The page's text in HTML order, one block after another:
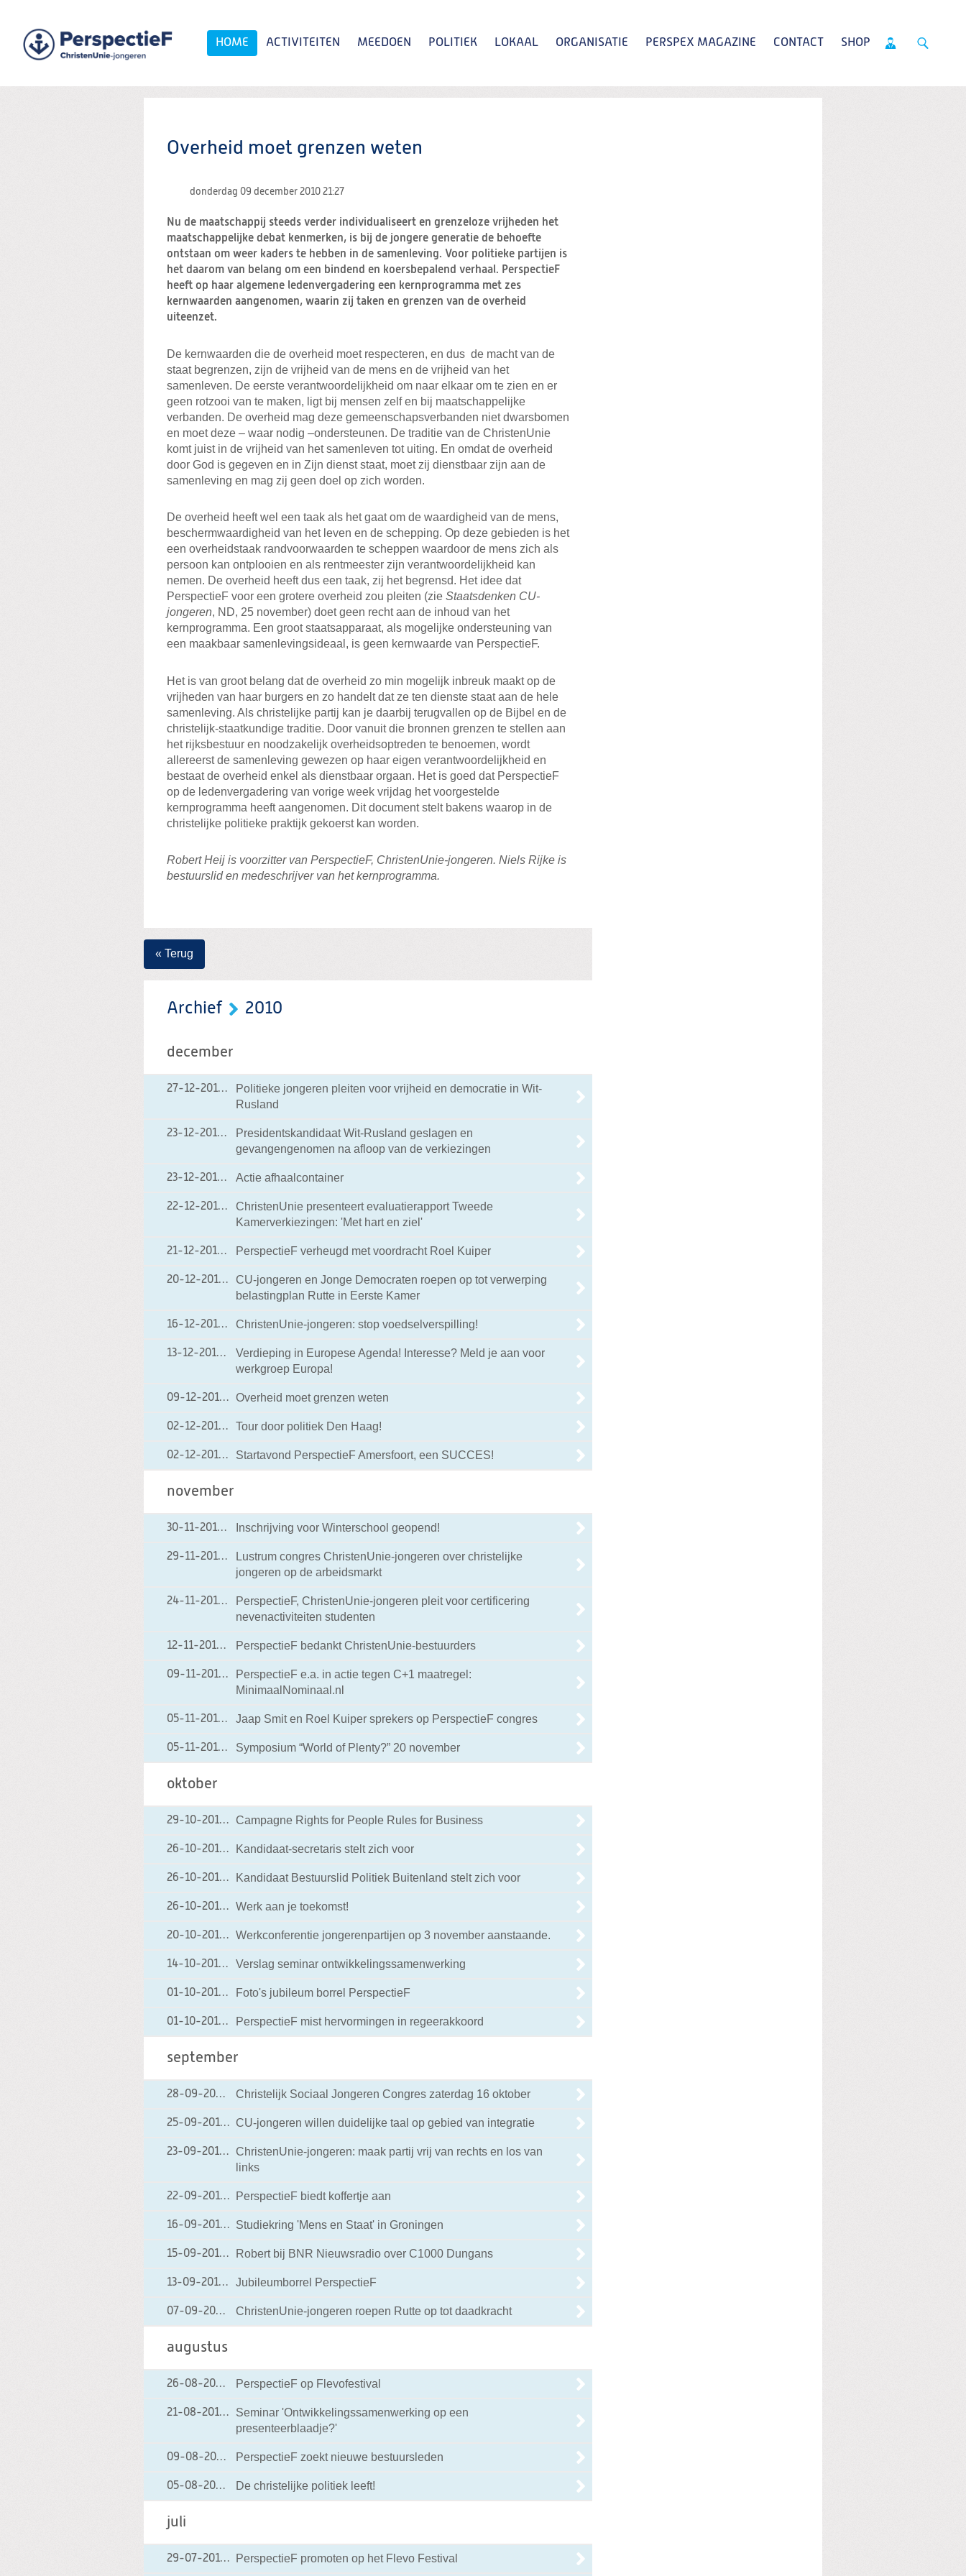
Spring
naar
HOME ACTIVITEITEN MEEDOEN POLITIEK LOKAAL ORGANISATIE PERSPEX MAGAZINE CONTACT SHOP
Overheid moet grenzen weten
donderdag 09 december 2010 21:27
Nu de maatschappij steeds verder individualiseert en grenzeloze vrijheden het
maatschappelijke debat kenmerken, is bij de jongere generatie de behoefte
ontstaan om weer kaders te hebben in de samenleving. Voor politieke partijen is
het daarom van belang om een bindend en koersbepalend verhaal. PerspectieF
heeft op haar algemene ledenvergadering een kernprogramma met zes
kernwaarden aangenomen, waarin zij taken en grenzen van de overheid
uiteenzet.
De kernwaarden die de overheid moet respecteren, en dus de macht van de
staat begrenzen, zijn de vrijheid van de mens en de vrijheid van het
samenleven. De eerste verantwoordelijkheid om naar elkaar om te zien en er
geen rotzooi van te maken, ligt bij mensen zelf en bij maatschappelijke
verbanden. De overheid mag deze gemeenschapsverbanden niet dwarsbomen
en moet deze – waar nodig –ondersteunen. De traditie van de ChristenUnie
komt juist in de vrijheid van het samenleven tot uiting. En omdat de overheid
door God is gegeven en in Zijn dienst staat, moet zij dienstbaar zijn aan de
samenleving en mag zij geen doel op zich worden.
De overheid heeft wel een taak als het gaat om de waardigheid van de mens,
beschermwaardigheid van het leven en de schepping. Op deze gebieden is het
een overheidstaak randvoorwaarden te scheppen waardoor de mens zich als
persoon kan ontplooien en als rentmeester zijn verantwoordelijkheid kan
nemen. De overheid heeft dus een taak, zij het begrensd. Het idee dat
PerspectieF voor een grotere overheid zou pleiten (zie Staatsdenken CU-
jongeren, ND, 25 november) doet geen recht aan de inhoud van het
kernprogramma. Een groot staatsapparaat, als mogelijke ondersteuning van
een maakbaar samenlevingsideaal, is geen kernwaarde van PerspectieF.
Het is van groot belang dat de overheid zo min mogelijk inbreuk maakt op de
vrijheden van haar burgers en zo handelt dat ze ten dienste staat aan de hele
samenleving. Als christelijke partij kan je daarbij terugvallen op de Bijbel en de
christelijk-staatkundige traditie. Door vanuit die bronnen grenzen te stellen aan
het rijksbestuur en noodzakelijk overheidsoptreden te benoemen, wordt
allereerst de samenleving gewezen op haar eigen verantwoordelijkheid en
bestaat de overheid enkel als dienstbaar orgaan. Het is goed dat PerspectieF
op de ledenvergadering van vorige week vrijdag het voorgestelde
kernprogramma heeft aangenomen. Dit document stelt bakens waarop in de
christelijke politieke praktijk gekoerst kan worden.
Robert Heij is voorzitter van PerspectieF, ChristenUnie-jongeren. Niels Rijke is
bestuurslid en medeschrijver van het kernprogramma.
« Terug
Archief 2010
december
27-12-201027-12-2010 15:53
Politieke jongeren pleiten voor vrijheid en democratie in Wit-
Rusland
23-12-201023-12-2010 21:33
Presidentskandidaat Wit-Rusland geslagen en
gevangengenomen na afloop van de verkiezingen
23-12-201023-12-2010 14:41
Actie afhaalcontainer
22-12-201022-12-2010 18:06
ChristenUnie presenteert evaluatierapport Tweede
Kamerverkiezingen: 'Met hart en ziel'
21-12-201021-12-2010 15:01
PerspectieF verheugd met voordracht Roel Kuiper
20-12-201020-12-2010 10:20
CU-jongeren en Jonge Democraten roepen op tot verwerping
belastingplan Rutte in Eerste Kamer
16-12-201016-12-2010 19:40
ChristenUnie-jongeren: stop voedselverspilling!
13-12-201013-12-2010 19:29
Verdieping in Europese Agenda! Interesse? Meld je aan voor
werkgroep Europa!
09-12-201009-12-2010 21:27
Overheid moet grenzen weten
02-12-201002-12-2010 21:30
Tour door politiek Den Haag!
02-12-201002-12-2010 21:29
Startavond PerspectieF Amersfoort, een SUCCES!
november
30-11-201030-11-2010 06:54
Inschrijving voor Winterschool geopend!
29-11-201029-11-2010 06:41
Lustrum congres ChristenUnie-jongeren over christelijke
jongeren op de arbeidsmarkt
24-11-201024-11-2010 09:01
PerspectieF, ChristenUnie-jongeren pleit voor certificering
nevenactiviteiten studenten
12-11-201012-11-2010 20:39
PerspectieF bedankt ChristenUnie-bestuurders
09-11-201009-11-2010 13:10
PerspectieF e.a. in actie tegen C+1 maatregel:
MinimaalNominaal.nl
05-11-201005-11-2010 08:23
Jaap Smit en Roel Kuiper sprekers op PerspectieF congres
05-11-201005-11-2010 08:19
Symposium “World of Plenty?” 20 november
oktober
29-10-201029-10-2010 16:30
Campagne Rights for People Rules for Business
26-10-201026-10-2010 10:12
Kandidaat-secretaris stelt zich voor
26-10-201026-10-2010 10:11
Kandidaat Bestuurslid Politiek Buitenland stelt zich voor
26-10-201026-10-2010 09:32
Werk aan je toekomst!
20-10-201020-10-2010 07:07
Werkconferentie jongerenpartijen op 3 november aanstaande.
14-10-201014-10-2010 18:20
Verslag seminar ontwikkelingssamenwerking
01-10-201001-10-2010 20:18
Foto's jubileum borrel PerspectieF
01-10-201001-10-2010 11:17
PerspectieF mist hervormingen in regeerakkoord
september
28-09-2010 28-09-2010 08:11
Christelijk Sociaal Jongeren Congres zaterdag 16 oktober
25-09-201025-09-2010 08:17
CU-jongeren willen duidelijke taal op gebied van integratie
23-09-201023-09-2010 08:04
ChristenUnie-jongeren: maak partij vrij van rechts en los van
links
22-09-201022-09-2010 20:48
PerspectieF biedt koffertje aan
16-09-201016-09-2010 20:31
Studiekring 'Mens en Staat' in Groningen
15-09-201015-09-2010 19:23
Robert bij BNR Nieuwsradio over C1000 Dungans
13-09-201013-09-2010 19:13
Jubileumborrel PerspectieF
07-09-2010 07-09-2010 16:27
ChristenUnie-jongeren roepen Rutte op tot daadkracht
augustus
26-08-2010 26-08-2010 20:25
PerspectieF op Flevofestival
21-08-201021-08-2010 09:12
Seminar 'Ontwikkelingssamenwerking op een
presenteerblaadje?'
09-08-2010 09-08-2010 14:17
PerspectieF zoekt nieuwe bestuursleden
05-08-2010 05-08-2010 18:42
De christelijke politiek leeft!
juli
29-07-201029-07-2010 16:31
PerspectieF promoten op het Flevo Festival